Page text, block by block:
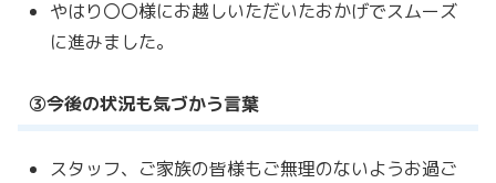
やはり〇〇様にお越しいただいたおかげでスムーズ
に進みました。
③今後の状況も気づかう言葉
スタッフ、ご家族の皆様もご無理のないようお過ご